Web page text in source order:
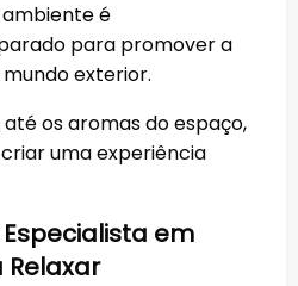
ambiente é
para promover a
exterior.
os aromas do espaço,
uma experiência
em